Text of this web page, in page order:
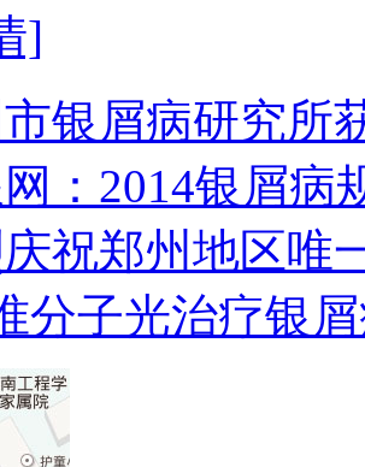
]
银屑病研究所
：2014银屑病
祝郑州地区唯
分子光治疗银